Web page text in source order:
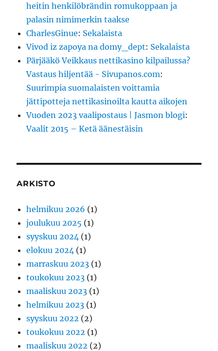
heitin henkilöbrändin romukoppaan ja
palasin nimimerkin taakse
CharlesGinue: Sekalaista
Vivod iz zapoya na domy_dept: Sekalaista
Pärjääkö Veikkaus nettikasino kilpailussa?
Vastaus hiljentää - Sivupanos.com:
Suurimpia suomalaisten voittamia
jättipotteja nettikasinoilta kautta aikojen
Vuoden 2023 vaalipostaus | Jasmon blogi:
Vaalit 2015 – Ketä äänestäisin
ARKISTO
helmikuu 2026 (1)
joulukuu 2025 (1)
syyskuu 2024 (1)
elokuu 2024 (1)
marraskuu 2023 (1)
toukokuu 2023 (1)
maaliskuu 2023 (1)
helmikuu 2023 (1)
syyskuu 2022 (2)
toukokuu 2022 (1)
maaliskuu 2022 (2)